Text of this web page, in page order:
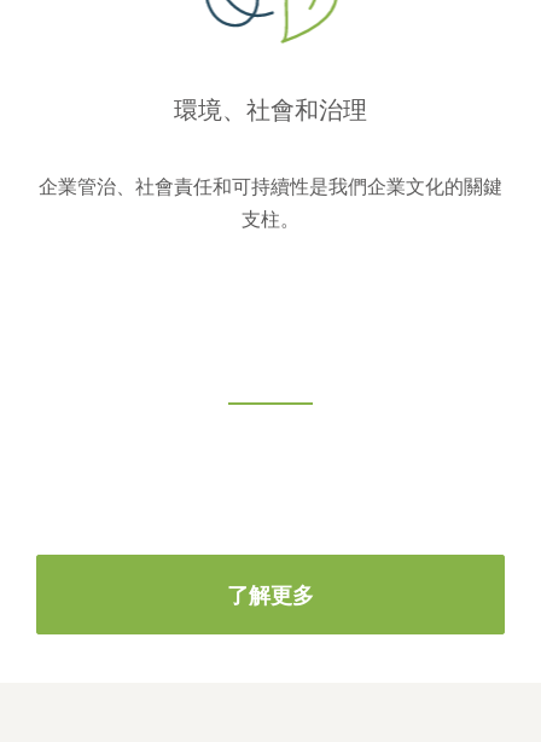
環境、社會和治理
企業管治、社會責任和可持續性是我們企業文化的關鍵
支柱。
了解更多